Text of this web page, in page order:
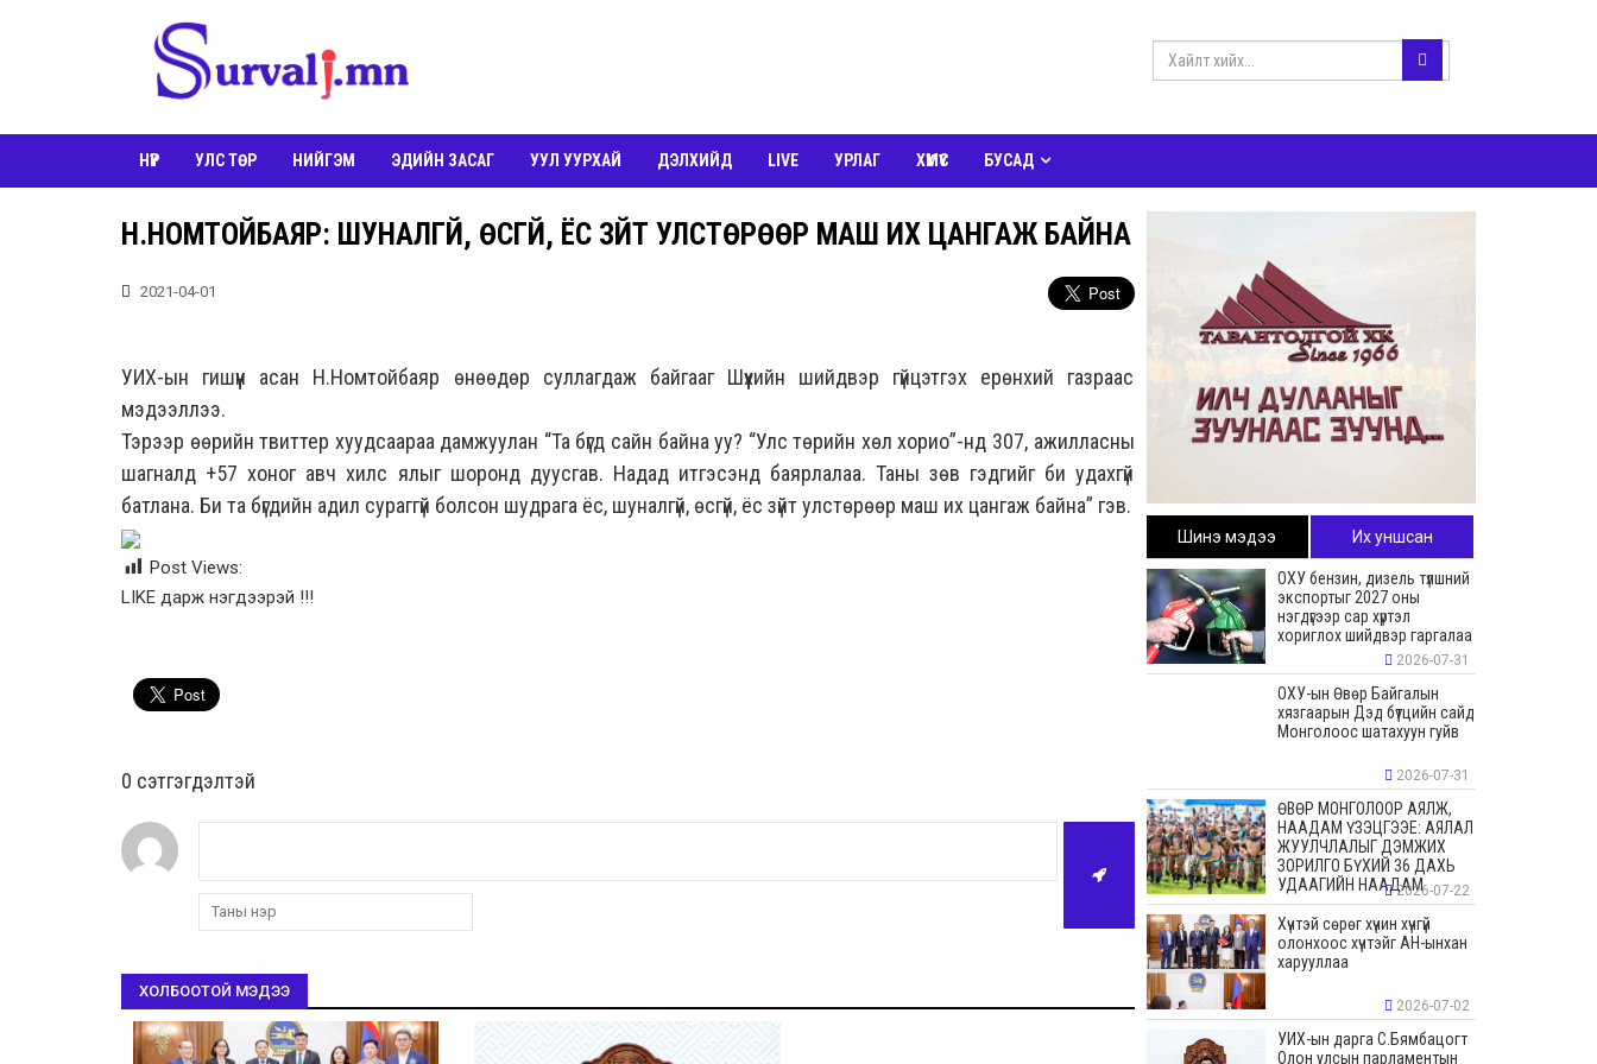
НҮҮР УЛС ТӨР НИЙГЭМ ЭДИЙН ЗАСАГ УУЛ УУРХАЙ ДЭЛХИЙД LIVE УРЛАГ ХҮМҮҮС БУСАД
Н.НОМТОЙБАЯР: ШУНАЛГҮЙ, ӨСГҮЙ, ЁС ЗҮЙТ УЛСТӨРӨӨР МАШ ИХ ЦАНГАЖ БАЙНА
2021-04-01
УИХ-ын гишүүн асан Н.Номтойбаяр өнөөдөр суллагдаж байгааг Шүүхийн шийдвэр гүйцэтгэх ерөнхий газраас
мэдээллээ.
Тэрээр өөрийн твиттер хуудсаараа дамжуулан “Та бүгд сайн байна уу? “Улс төрийн хөл хорио”-нд 307, ажилласны
шагналд +57 хоног авч хилс ялыг шоронд дуусгав. Надад итгэсэнд баярлалаа. Таны зөв гэдгийг би удахгүй
батлана. Би та бүгдийн адил сураггүй болсон шудрага ёс, шуналгүй, өсгүй, ёс зүйт улстөрөөр маш их цангаж байна” гэв.
Post Views:
LIKE дарж нэгдээрэй !!!
0 cэтгэгдэлтэй
ХОЛБООТОЙ МЭДЭЭ
Шинэ мэдээ Их уншсан
ОХУ бензин, дизель түлшний
экспортыг 2027 оны
нэгдүгээр сар хүртэл
хориглох шийдвэр гаргалаа
2026-07-31
ОХУ-ын Өвөр Байгалын
хязгаарын Дэд бүтцийн сайд
Монголоос шатахуун гуйв
2026-07-31
ӨВӨР МОНГОЛООР АЯЛЖ,
НААДАМ ҮЗЭЦГЭЭЕ: АЯЛАЛ
ЖУУЛЧЛАЛЫГ ДЭМЖИХ
ЗОРИЛГО БҮХИЙ 36 ДАХЬ
УДААГИЙН НААДАМ2026-07-22
Хүчтэй сөрөг хүчин хүчгүй
олонхоос хүчтэйг АН-ынхан
харууллаа
2026-07-02
УИХ-ын дарга С.Бямбацогт
Олон улсын парламентын